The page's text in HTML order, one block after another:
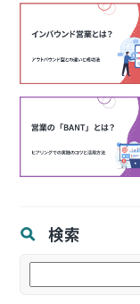
検索
検
索